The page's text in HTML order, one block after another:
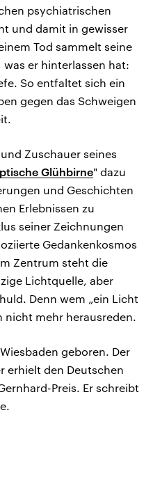
psychiatrischen
und damit in gewisser
Tod sammelt seine
er hinterlassen hat:
So entfaltet sich ein
gegen das Schweigen
Zuschauer seines
Glühbirne" dazu
und Geschichten
Erlebnissen zu
seiner Zeichnungen
Gedankenkosmos
Zentrum steht die
Lichtquelle, aber
Denn wem „ein Licht
nicht mehr herausreden.
geboren. Der
erhielt den Deutschen
Preis. Er schreibt